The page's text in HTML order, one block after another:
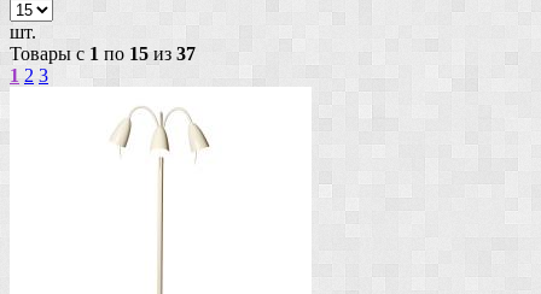
шт.
Товары с 1 по 15 из 37
1 2 3